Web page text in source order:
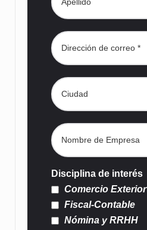
Disciplina de interés
Comercio Exterior
Fiscal-Contable
Nómina y RRHH